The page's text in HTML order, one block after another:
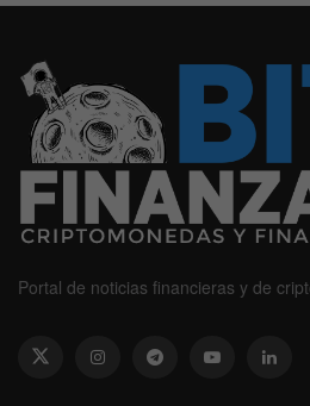
Portal de noticias financieras y de